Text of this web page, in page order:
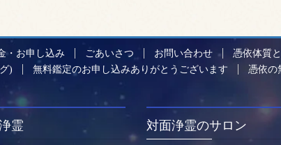
・お申し込み ごあいさつ お問い合わせ 憑依体質
)
無料鑑定のお申し込みありがとうございます 憑依の
霊 対面浄霊のサロン